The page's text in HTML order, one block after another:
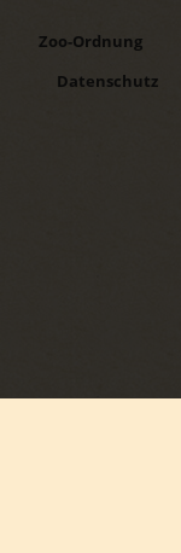
Zoo-Ordnung
Datenschutz